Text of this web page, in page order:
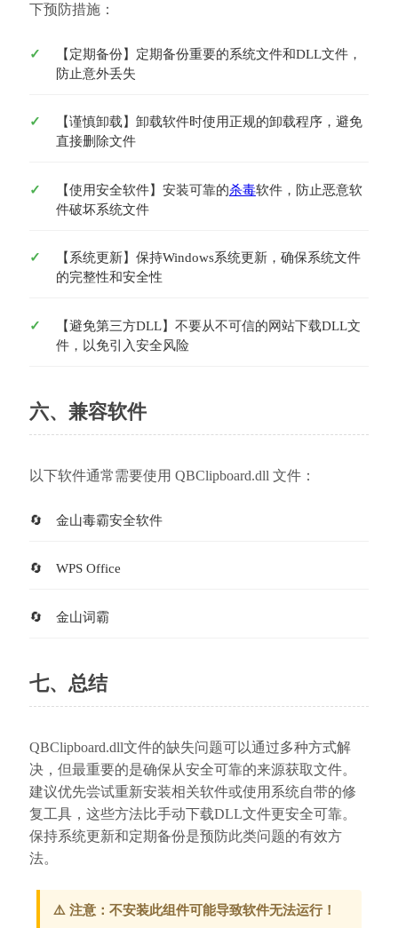
下预防措施：
【定期备份】定期备份重要的系统文件和DLL文件，
防止意外丢失
【谨慎卸载】卸载软件时使用正规的卸载程序，避免
直接删除文件
【使用安全软件】安装可靠的杀毒软件，防止恶意软
件破坏系统文件
【系统更新】保持Windows系统更新，确保系统文件
的完整性和安全性
【避免第三方DLL】不要从不可信的网站下载DLL文
件，以免引入安全风险
六、兼容软件
以下软件通常需要使用 QBClipboard.dll 文件：
金山毒霸安全软件
WPS Office
金山词霸
七、总结
QBClipboard.dll文件的缺失问题可以通过多种方式解
决，但最重要的是确保从安全可靠的来源获取文件。
建议优先尝试重新安装相关软件或使用系统自带的修
复工具，这些方法比手动下载DLL文件更安全可靠。
保持系统更新和定期备份是预防此类问题的有效方
法。